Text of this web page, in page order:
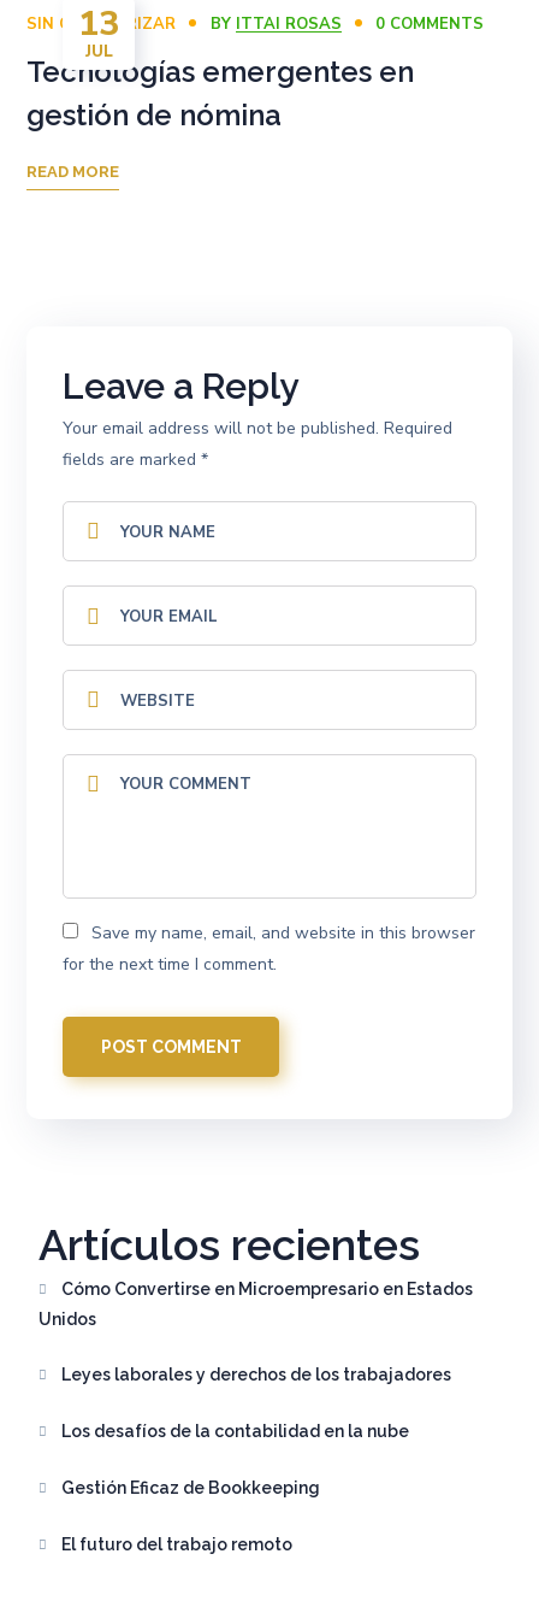
13
JUL
SIN CATEGORIZAR BY ITTAI ROSAS 0 COMMENTS
Tecnologías emergentes en
gestión de nómina
READ MORE
Leave a Reply
Your email address will not be published. Required
fields are marked*
Save my name, email, and website in this browser
for the next time I comment.
Artículos recientes
Cómo Convertirse en Microempresario en Estados
Unidos
Leyes laborales y derechos de los trabajadores
Los desafíos de la contabilidad en la nube
Gestión Eficaz de Bookkeeping
El futuro del trabajo remoto